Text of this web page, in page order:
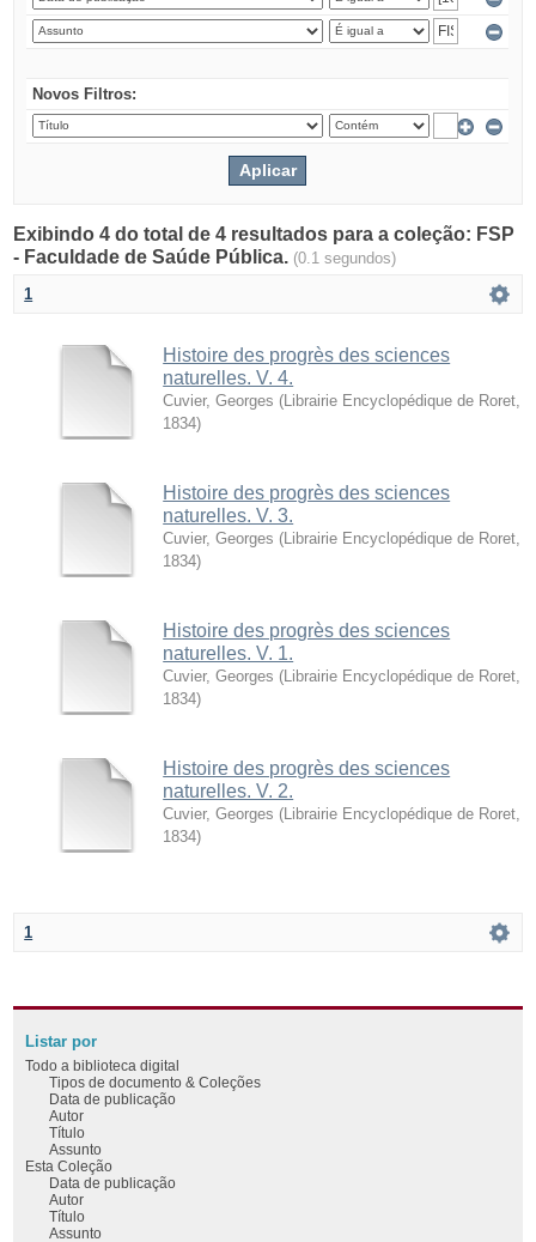
Novos Filtros:
Exibindo 4 do total de 4 resultados para a coleção: FSP
- Faculdade de Saúde Pública. (0.1 segundos)
1
Histoire des progrès des sciences
naturelles. V. 4.
Cuvier, Georges ( Librairie Encyclopédique de Roret
1834)
Histoire des progrès des sciences
naturelles. V. 3.
Cuvier, Georges ( Librairie Encyclopédique de Roret
1834)
Histoire des progrès des sciences
naturelles. V. 1.
Cuvier, Georges ( Librairie Encyclopédique de Roret
1834)
Histoire des progrès des sciences
naturelles. V. 2.
Cuvier, Georges ( Librairie Encyclopédique de Roret
1834)
1
Listar por
Todo a biblioteca digital
Tipos de documento & Coleções
Data de publicação
Autor
Título
Assunto
Esta Coleção
Data de publicação
Autor
Título
Assunto